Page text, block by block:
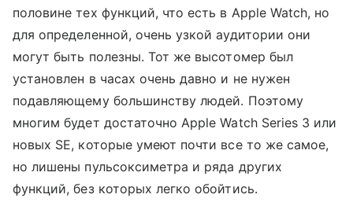
половине тех функций, что есть в Apple Watch, но
для определенной, очень узкой аудитории они
могут быть полезны. Тот же высотомер был
установлен в часах очень давно и не нужен
подавляющему большинству людей. Поэтому
многим будет достаточно Apple Watch Series 3 или
новых SE, которые умеют почти все то же самое,
но лишены пульсоксиметра и ряда других
функций, без которых легко обойтись.